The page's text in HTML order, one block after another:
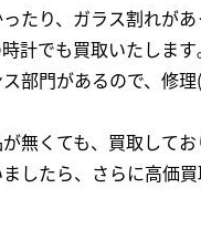
たり、ガラス割れがあ
計でも買取いたします
部門があるので、修
無くても、買取してお
したら、さらに高価